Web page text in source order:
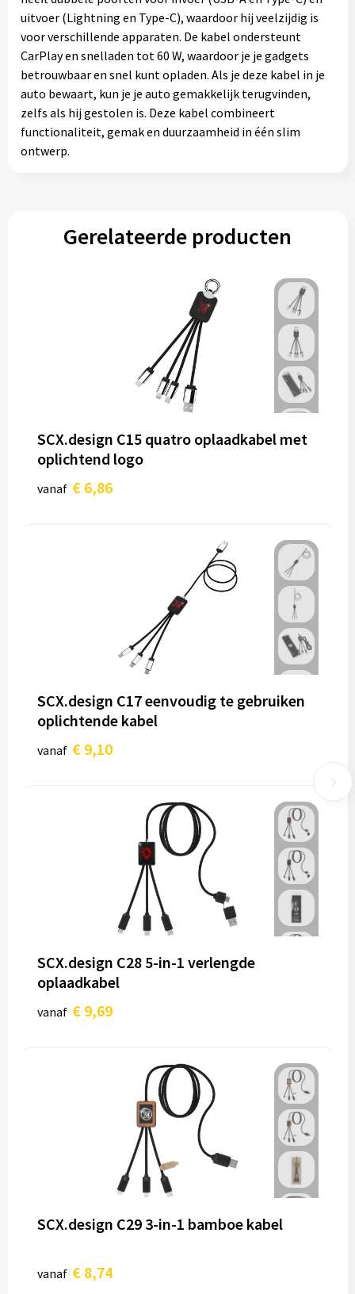
uitvoer (Lightning en Type-C), waardoor hij veelzijdig is
voor verschillende apparaten. De kabel ondersteunt
CarPlay en snelladen tot 60 W, waardoor je je gadgets
betrouwbaar en snel kunt opladen. Als je deze kabel in je
auto bewaart, kun je je auto gemakkelijk terugvinden,
zelfs als hij gestolen is. Deze kabel combineert
functionaliteit, gemak en duurzaamheid in één slim
ontwerp.
Gerelateerde producten
SCX.design C15 quatro oplaadkabel met
oplichtend logo
vanaf € 6,86
SCX.design C17 eenvoudig te gebruiken
oplichtende kabel
vanaf € 9,10
SCX.design C28 5-in-1 verlengde
oplaadkabel
vanaf € 9,69
SCX.design C29 3-in-1 bamboe kabel
vanaf € 8,74